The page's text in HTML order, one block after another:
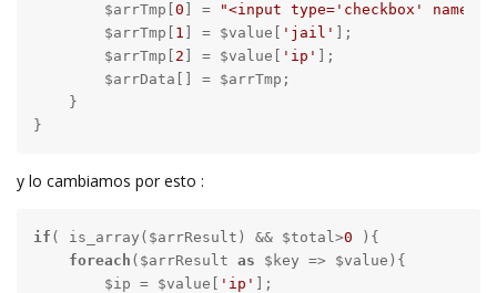
        $arrTmp[
0 ] = "<input type='checkbox' name='"
        $arrTmp[
1 ] = $value[ 'jail'
];
        $arrTmp[
2 ] = $value[ 'ip'
];
        $arrData[] = $arrTmp;
    }
}
y lo cambiamos por esto :
if ( is_array($arrResult) && $total>0 ){
foreach ($arrResult as $key => $value){
        $ip = $value[
'ip'
];